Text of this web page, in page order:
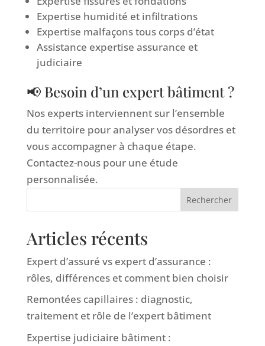
Expertise humidité et infiltrations
Expertise malfaçons tous corps d’état
Assistance expertise assurance et
judiciaire
📢 Besoin d’un expert bâtiment ?
Nos experts interviennent sur l’ensemble
du territoire pour analyser vos désordres et
vous accompagner à chaque étape.
Contactez-nous pour une étude
personnalisée.
Rechercher
Articles récents
Expert d’assuré vs expert d’assurance :
rôles, différences et comment bien choisir
Remontées capillaires : diagnostic,
traitement et rôle de l’expert bâtiment
Expertise judiciaire bâtiment :